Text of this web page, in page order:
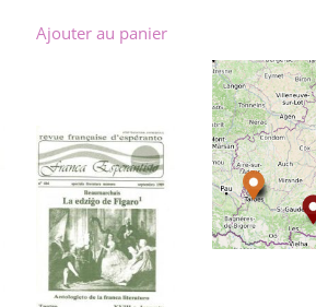
Ajouter au panier